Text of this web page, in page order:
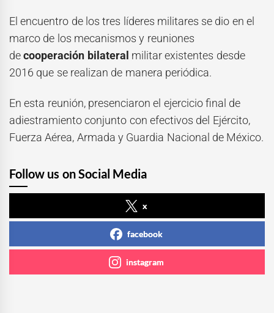
El encuentro de los tres líderes militares se dio en el
marco de los mecanismos y reuniones
decooperación bilateral militar existentes desde
2016 que se realizan de manera periódica.
En esta reunión, presenciaron el ejercicio final de
adiestramiento conjunto con efectivos del Ejército,
Fuerza Aérea, Armada y Guardia Nacional de México.
Follow us on Social Media
x
facebook
instagram